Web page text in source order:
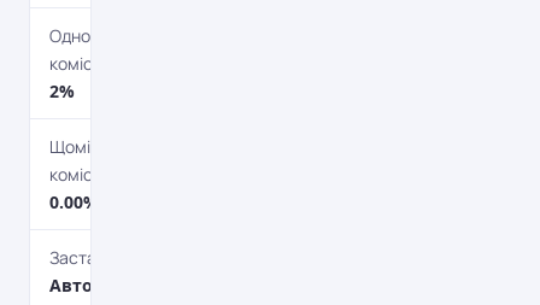
Одноразова
комісія
2%
Щомісячна
комісія
0.00%
Застава
Автотранспорт